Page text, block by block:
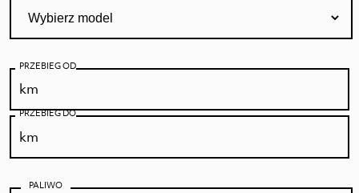
PRZEBIEG OD
PRZEBIEG DO
PALIWO